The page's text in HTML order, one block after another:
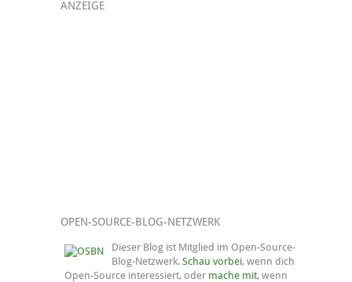
ANZEIGE
OPEN-SOURCE-BLOG-NETZWERK
Dieser Blog ist Mitglied im Open-Source-
Blog-Netzwerk. Schau vorbei, wenn dich
Open-Source interessiert, oder mache mit, wenn